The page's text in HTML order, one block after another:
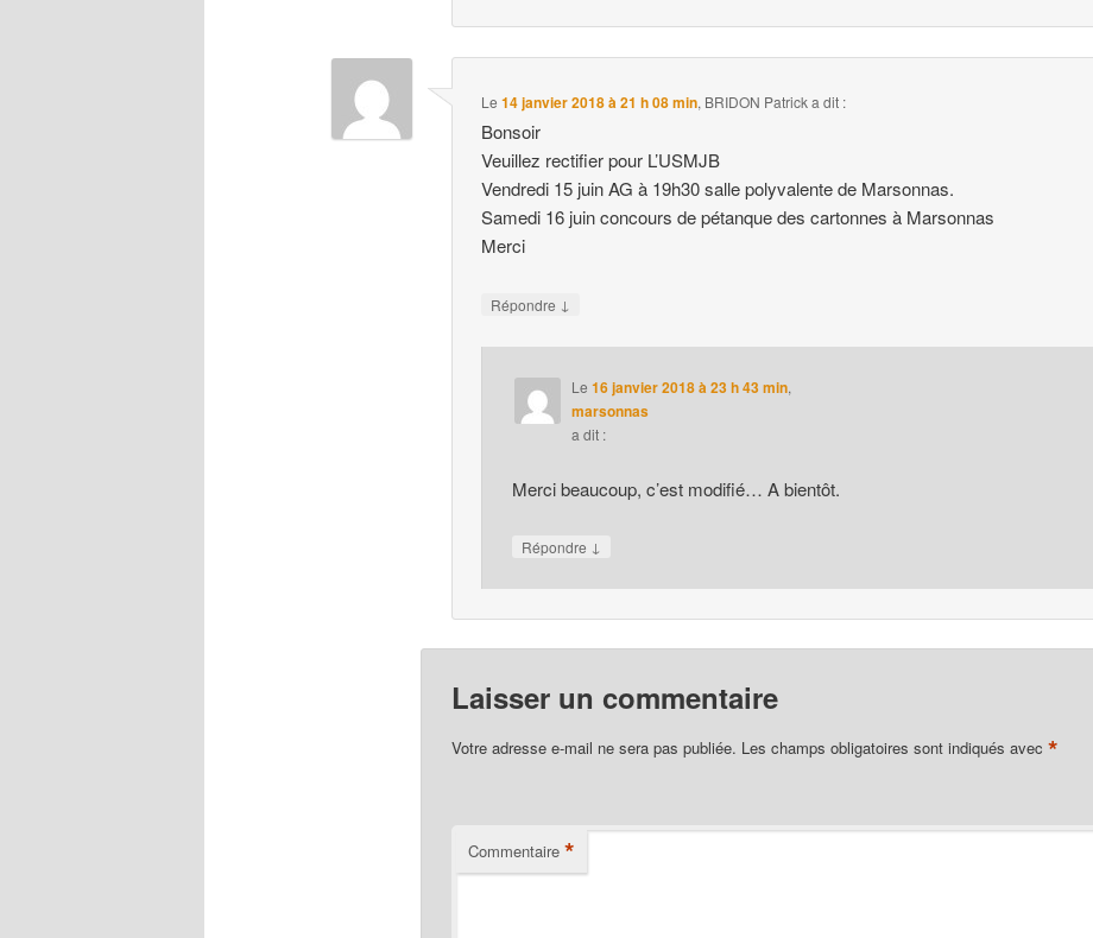
Le14 janvier 2018 à 21 h 08 min, BRIDON Patricka dit :
Bonsoir
Veuillez rectifier pour L’USMJB
Vendredi 15 juin AG à 19h30 salle polyvalente de Marsonnas.
Samedi 16 juin concours de pétanque des cartonnes à Marsonnas
Merci
Répondre ↓
Le 16 janvier 2018 à 23 h 43 min,
marsonnas
a dit :
Merci beaucoup, c’est modifié… A bientôt.
Répondre ↓
Laisser un commentaire
Votre adresse e-mail ne sera pas publiée. Les champs obligatoires sont indiqués avec *
Commentaire *